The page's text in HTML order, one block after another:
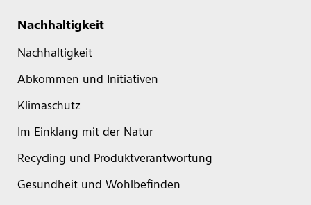
Nachhaltigkeit
Nachhaltigkeit
Abkommen und Initiativen
Klimaschutz
Im Einklang mit der Natur
Recycling und Produktverantwortung
Gesundheit und Wohlbefinden